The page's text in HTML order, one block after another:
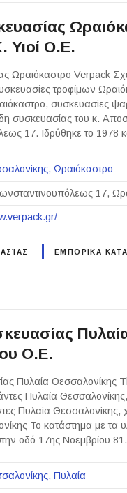
Υιοί Ο.Ε.
Ωραιόκαστρο Verpack
τροφίμων
συσκευασίες
συσκευασίας του κ.
17. Ιδρύθηκε το 1978
Ωραιόκαστρο
17,
ΕΜΠΟΡΙΚΑ
Ο.Ε.
Πυλαία Θεσσαλονίκης
Πυλαία
Πυλαία
Το κατάστημα με τα
οδό 17ης Νοεμβρίου
Πυλαία